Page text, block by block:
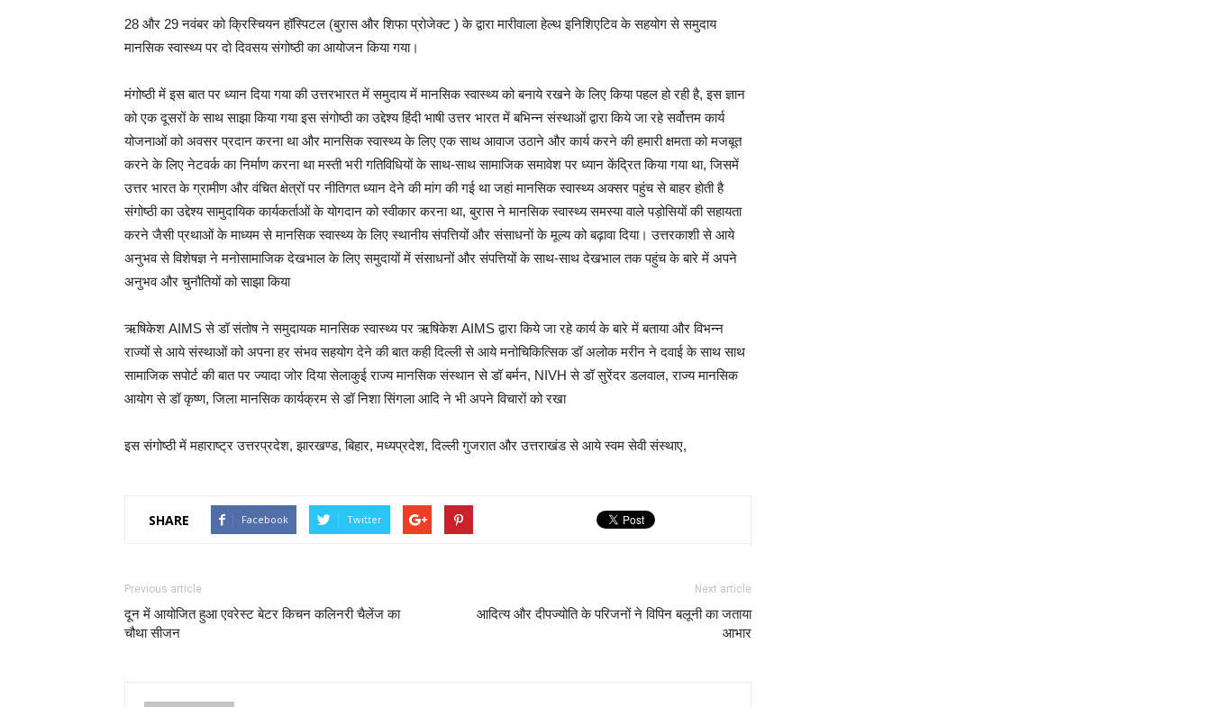
28 और 29 नवंबर को क्रिस्चियन हॉस्पिटल (बुरास और शिफा प्रोजेक्ट ) के द्वारा मारीवाला हेल्थ इनिशिएटिव के सहयोग से समुदाय
मानसिक स्वास्थ्य पर दो दिवसय संगोष्ठी का आयोजन किया गया।
मंगोष्ठी में इस बात पर ध्यान दिया गया की उत्तरभारत में समुदाय में मानसिक स्वास्थ्य को बनाये रखने के लिए किया पहल हो रही है, इस ज्ञान
को एक दूसरों के साथ साझा किया गया इस संगोष्ठी का उद्देश्य हिंदी भाषी उत्तर भारत में बभिन्न संस्थाओं द्वारा किये जा रहे सर्वोत्तम कार्य
योजनाओं को अवसर प्रदान करना था और मानसिक स्वास्थ्य के लिए एक साथ आवाज उठाने और कार्य करने की हमारी क्षमता को मजबूत
करने के लिए नेटवर्क का निर्माण करना था मस्ती भरी गतिविधियों के साथ-साथ सामाजिक समावेश पर ध्यान केंद्रित किया गया था, जिसमें
उत्तर भारत के ग्रामीण और वंचित क्षेत्रों पर नीतिगत ध्यान देने की मांग की गई था जहां मानसिक स्वास्थ्य अक्सर पहुंच से बाहर होती है
संगोष्ठी का उद्देश्य सामुदायिक कार्यकर्ताओं के योगदान को स्वीकार करना था, बुरास ने मानसिक स्वास्थ्य समस्या वाले पड़ोसियों की सहायता
करने जैसी प्रथाओं के माध्यम से मानसिक स्वास्थ्य के लिए स्थानीय संपत्तियों और संसाधनों के मूल्य को बढ़ावा दिया। उत्तरकाशी से आये
अनुभव से विशेषज्ञ ने मनोसामाजिक देखभाल के लिए समुदायों में संसाधनों और संपत्तियों के साथ-साथ देखभाल तक पहुंच के बारे में अपने
अनुभव और चुनौतियों को साझा किया
ऋषिकेश AIMS से डॉ संतोष ने समुदायक मानसिक स्वास्थ्य पर ऋषिकेश AIMS द्वारा किये जा रहे कार्य के बारे में बताया और विभन्न
राज्यों से आये संस्थाओं को अपना हर संभव सहयोग देने की बात कही दिल्ली से आये मनोचिकित्सिक डॉ अलोक मरीन ने दवाई के साथ साथ
सामाजिक सपोर्ट की बात पर ज्यादा जोर दिया सेलाकुई राज्य मानसिक संस्थान से डॉ बर्मन, NIVH से डॉ सुरेंदर डलवाल, राज्य मानसिक
आयोग से डॉ कृष्ण, जिला मानसिक कार्यक्रम से डॉ निशा सिंगला आदि ने भी अपने विचारों को रखा
इस संगोष्ठी में महाराष्ट्र उत्तरप्रदेश, झारखण्ड, बिहार, मध्यप्रदेश, दिल्ली गुजरात और उत्तराखंड से आये स्वम सेवी संस्थाए,
SHARE Facebook Twitter
Previous article
दून में आयोजित हुआ एवरेस्ट बेटर किचन कलिनरी चैलेंज का
चौथा सीजन
Next article
आदित्य और दीपज्योति के परिजनों ने विपिन बलूनी का जताया
आभार